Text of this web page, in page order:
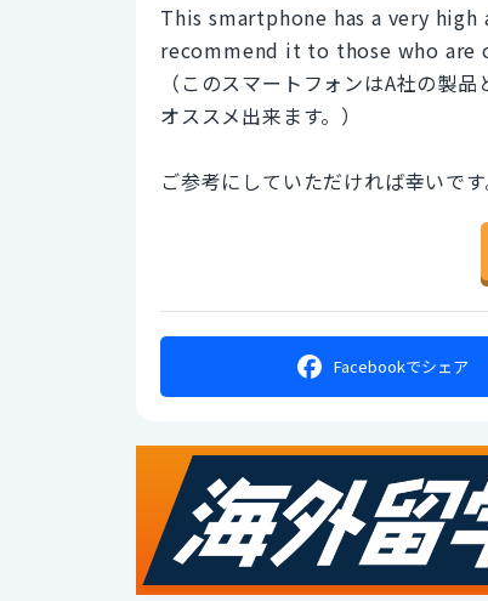
This smartphone has a very
recommend it to those who are
（このスマートフォンはA社の製
オススメ出来ます。）
ご参考にしていただければ幸いです
Facebookでシェア